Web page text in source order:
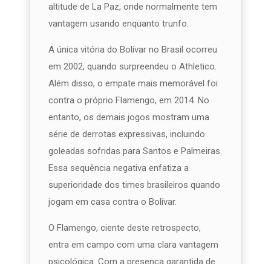
altitude de La Paz, onde normalmente tem
vantagem usando enquanto trunfo.
A única vitória do Bolívar no Brasil ocorreu
em 2002, quando surpreendeu o Athletico.
Além disso, o empate mais memorável foi
contra o próprio Flamengo, em 2014. No
entanto, os demais jogos mostram uma
série de derrotas expressivas, incluindo
goleadas sofridas para Santos e Palmeiras.
Essa sequência negativa enfatiza a
superioridade dos times brasileiros quando
jogam em casa contra o Bolívar.
O Flamengo, ciente deste retrospecto,
entra em campo com uma clara vantagem
psicológica. Com a presença garantida de